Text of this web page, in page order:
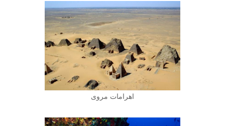
اهرامات مروى